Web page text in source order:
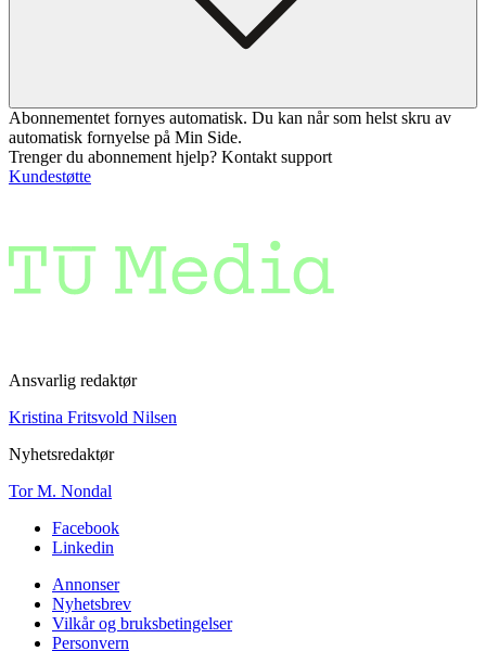
Abonnementet fornyes automatisk. Du kan når som helst skru av
automatisk fornyelse på Min Side.
Trenger du abonnement hjelp? Kontakt support
Kundestøtte
Ansvarlig redaktør
Kristina Fritsvold Nilsen
Nyhetsredaktør
Tor M. Nondal
Facebook
Linkedin
Annonser
Nyhetsbrev
Vilkår og bruksbetingelser
Personvern